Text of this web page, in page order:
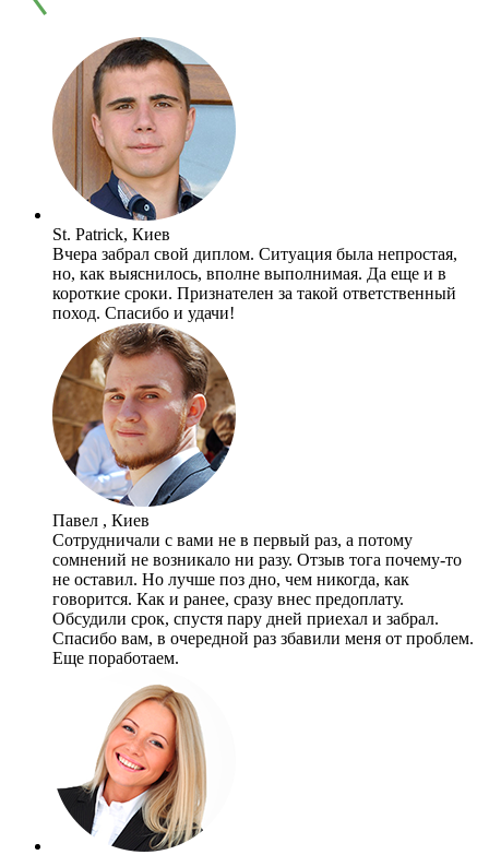
St. Patrick, Киев
Вчера забрал свой диплом. Ситуация была непростая,
но, как выяснилось, вполне выполнимая. Да еще и в
короткие сроки. Признателен за такой ответственный
поход. Спасибо и удачи!
Павел , Киев
Сотрудничали с вами не в первый раз, а потому
сомнений не возникало ни разу. Отзыв тога почему-то
не оставил. Но лучше поз дно, чем никогда, как
говорится. Как и ранее, сразу внес предоплату.
Обсудили срок, спустя пару дней приехал и забрал.
Спасибо вам, в очередной раз збавили меня от проблем.
Еще поработаем.